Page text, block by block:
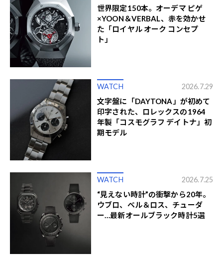
世界限定150本。オーデマ ピゲ
×YOON＆VERBAL、赤を効かせ
た「ロイヤル オーク コンセプ
ト」
WATCH 2026.7.29
文字盤に「DAYTONA」が初めて
印字された、ロレックスの1964
年製「コスモグラフ デイトナ」初
期モデル
WATCH 2026.7.25
“見えない時計”の衝撃から20年。
ウブロ、ベル＆ロス、チューダ
ー…最新オールブラック時計5選